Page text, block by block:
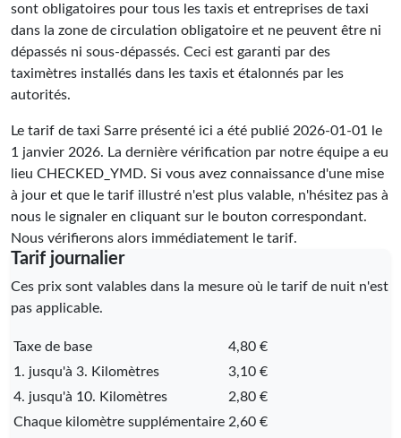
sont obligatoires pour tous les taxis et entreprises de taxi
dans la zone de circulation obligatoire et ne peuvent être ni
dépassés ni sous-dépassés. Ceci est garanti par des
taximètres installés dans les taxis et étalonnés par les
autorités.
Le tarif de taxi Sarre présenté ici a été publié 2026-01-01
le
1 janvier 2026. La dernière vérification par notre équipe a eu
lieu CHECKED_YMD. Si vous avez connaissance d'une mise
à jour et que le tarif illustré n'est plus valable, n'hésitez pas à
nous le signaler en cliquant sur le bouton correspondant.
Nous vérifierons alors immédiatement le tarif.
Tarif journalier
Ces prix sont valables dans la mesure où le tarif de nuit n'est
pas applicable.
Taxe de base
4,80 €
1. jusqu'à 3. Kilomètres
3,10 €
4. jusqu'à 10. Kilomètres
2,80 €
Chaque kilomètre supplémentaire 2,60 €